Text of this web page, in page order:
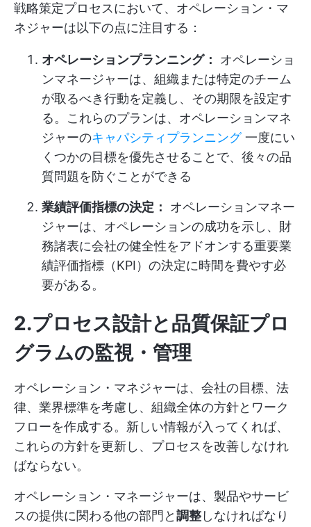
戦略策定プロセスにおいて、オペレーション・マ
ネジャーは以下の点に注目する：
オペレーションプランニング：
オペレーショ
ンマネージャーは、組織または特定のチーム
が取るべき行動を定義し、その期限を設定す
る。これらのプランは、オペレーションマネ
ジャーのキャパシティプランニング一度にい
くつかの目標を優先させることで、後々の品
質問題を防ぐことができる
業績評価指標の決定：
オペレーションマネー
ジャーは、オペレーションの成功を示し、財
務諸表に会社の健全性をアドオンする重要業
績評価指標（KPI）の決定に時間を費やす必
要がある。
2.プロセス設計と品質保証プロ
グラムの監視・管理
オペレーション・マネジャーは、会社の目標、法
律、業界標準を考慮し、組織全体の方針とワーク
フローを作成する。新しい情報が入ってくれば、
これらの方針を更新し、プロセスを改善しなけれ
ばならない。
オペレーション・マネージャーは、製品やサービ
スの提供に関わる他の部門と調整しなければなり